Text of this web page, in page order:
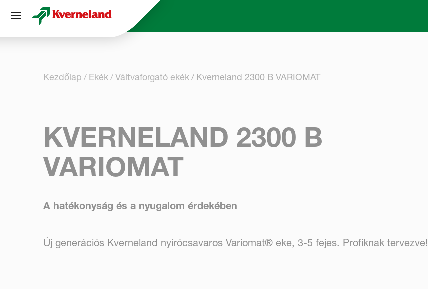
Kezdőlap Ekék Váltvaforgató ekék Kverneland 2300 B VARIOMAT
KVERNELAND 2300 B
VARIOMAT
A hatékonyság és a nyugalom érdekében
Új generációs Kverneland nyírócsavaros Variomat® eke, 3-5 fejes. Profiknak tervezve!
Süti preferenciák